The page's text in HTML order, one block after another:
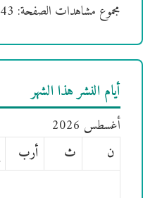
مجموع مشاهدات الصفحة: 43
أيام النشر هذا الشهر
أغسطس 2026
ن
ث أرب